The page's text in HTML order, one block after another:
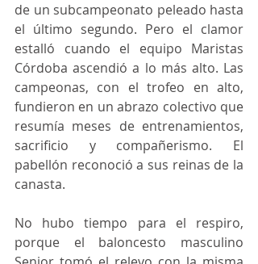
de un subcampeonato peleado hasta
el último segundo. Pero el clamor
estalló cuando el equipo Maristas
Córdoba ascendió a lo más alto. Las
campeonas, con el trofeo en alto,
fundieron en un abrazo colectivo que
resumía meses de entrenamientos,
sacrificio y compañerismo. El
pabellón reconoció a sus reinas de la
canasta.
No hubo tiempo para el respiro,
porque el baloncesto masculino